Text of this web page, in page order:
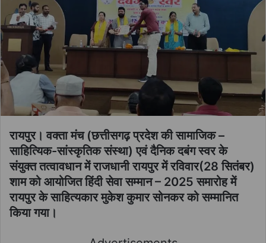
रायपुर। वक्ता मंच (छत्तीसगढ़ प्रदेश की सामाजिक –
साहित्यिक-सांस्कृतिक संस्था) एवं दैनिक दबंग स्वर के
संयुक्त तत्वावधान में राजधानी रायपुर में रविवार(28 सितंबर)
शाम को आयोजित हिंदी सेवा सम्मान – 2025 समारोह में
रायपुर के साहित्यकार मुकेश कुमार सोनकर को सम्मानित
किया गया।